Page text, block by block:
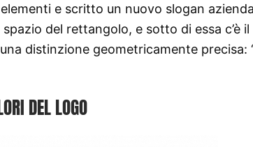
e scritto un nuovo slogan
del rettangolo, e sotto di essa c’è
distinzione geometricamente precisa:
DEL LOGO